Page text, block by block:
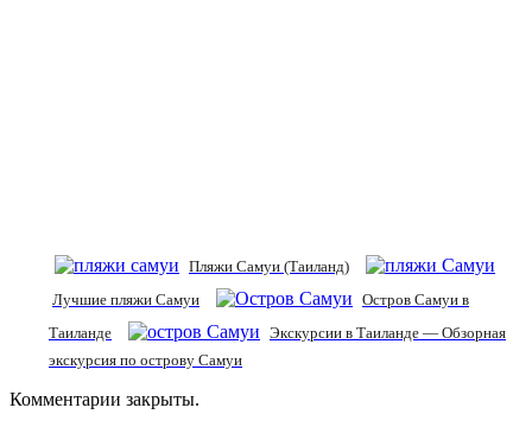
Пляжи Самуи (Таиланд)
Лучшие пляжи Самуи
Остров Самуи в
Таиланде
Экскурсии в Таиланде — Обзорная
экскурсия по острову Самуи
Комментарии закрыты.